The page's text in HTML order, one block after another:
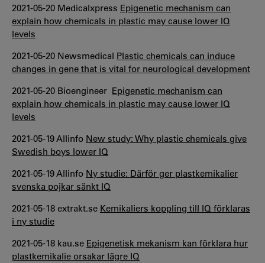
2021-05-20 Medicalxpress Epigenetic mechanism can
explain how chemicals in plastic may cause lower IQ
levels
2021-05-20 Newsmedical Plastic chemicals can induce
changes in gene that is vital for neurological development
2021-05-20 Bioengineer Epigenetic mechanism can
explain how chemicals in plastic may cause lower IQ
levels
2021-05-19 Allinfo New study: Why plastic chemicals give
Swedish boys lower IQ
2021-05-19 Allinfo Ny studie: Därför ger plastkemikalier
svenska pojkar sänkt IQ
2021-05-18 extrakt.se Kemikaliers koppling till IQ förklaras
i ny studie
2021-05-18 kau.se Epigenetisk mekanism kan förklara hur
plastkemikalie orsakar lägre IQ